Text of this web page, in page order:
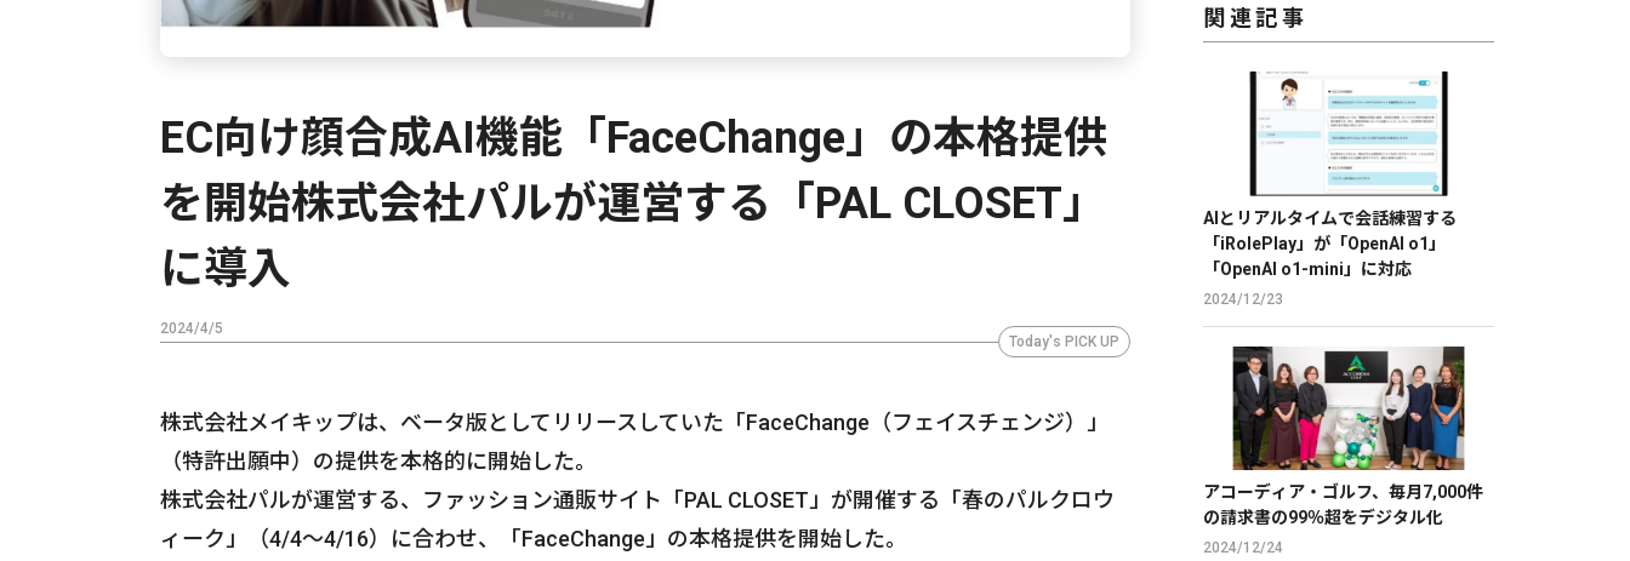
EC向け顔合成AI機能「FaceChange」の本格提供
を開始株式会社パルが運営する「PAL CLOSET」
に導入
2024/4/5
Today's PICK UP
株式会社メイキップは、ベータ版としてリリースしていた「FaceChange（フェイスチェンジ）」
（特許出願中）の提供を本格的に開始した。
株式会社パルが運営する、ファッション通販サイト「PAL CLOSET」が開催する「春のパルクロウ
ィーク」（4/4〜4/16）に合わせ、「FaceChange」の本格提供を開始した。
関連記事
AIとリアルタイムで会話練習する
「iRolePlay」が「OpenAI o1」
「OpenAI o1-mini」に対応
2024/12/23
アコーディア・ゴルフ、毎月7,000件
の請求書の99％超をデジタル化
2024/12/24